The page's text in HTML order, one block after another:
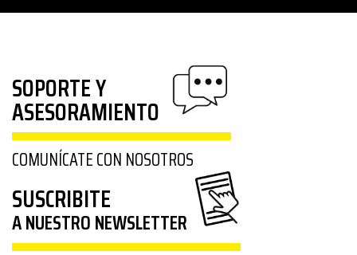
SOPORTE Y
ASESORAMIENTO
COMUNÍCATE CON NOSOTROS
SUSCRIBITE
A NUESTRO NEWSLETTER